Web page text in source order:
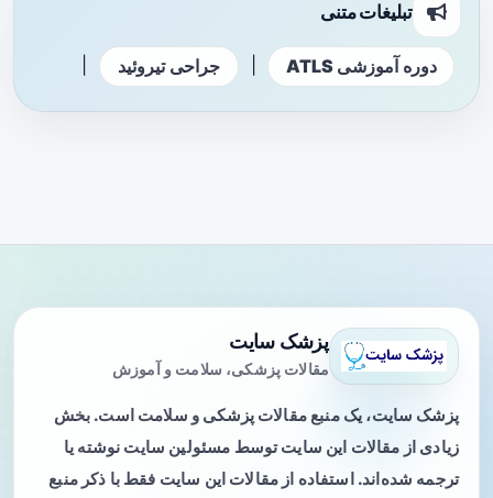
تبلیغات متنی
دوره آموزشی ATLS جراحی تیروئید
پزشک سایت
مقالات پزشکی، سلامت و آموزش
پزشک سایت، یک منبع مقالات پزشکی و سلامت است. بخش
زیادی از مقالات این سایت توسط مسئولین سایت نوشته یا
ترجمه شده‌اند. استفاده از مقالات این سایت فقط با ذکر منبع